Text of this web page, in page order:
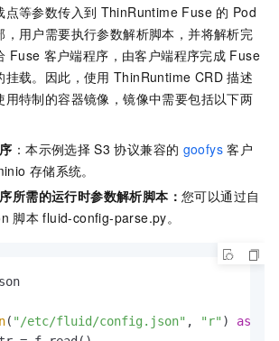
点等参数传入到 ThinRuntime Fuse 的 Pod
，用户需要执行参数解析脚本，并将解析完
Fuse 客户端程序，由客户端程序完成 Fuse
载。因此，使用 ThinRuntime CRD 描述
用特制的容器镜像，镜像中需要包括以下两
：本示例选择 S3 协议兼容的 goofys 客户
存储系统。
所需的运行时参数解析脚本： 您可以通过自
脚本 fluid-config-parse.py。
( "/etc/fluid/config.json" , "r" ) as